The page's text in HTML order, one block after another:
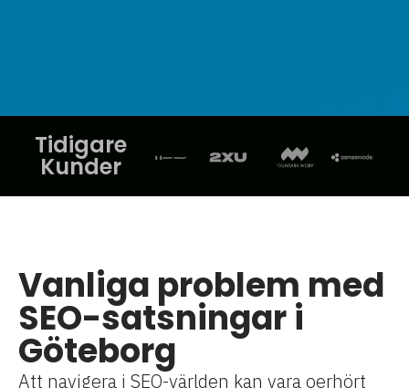
Tidigare
Kunder
Vanliga problem med
SEO-satsningar i
Göteborg
Att navigera i SEO-världen kan vara oerhört